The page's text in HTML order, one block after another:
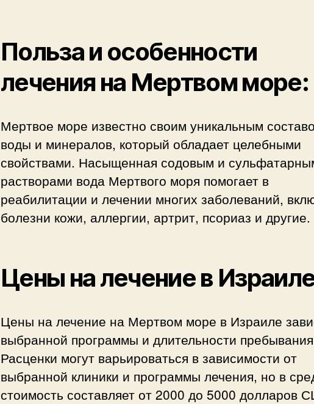
Польза и особенности
лечения на Мертвом море:
Мертвое море известно своим уникальным
воды и минералов, который обладает целебными
свойствами. Насыщенная содовым и
растворами вода Мертвого моря помогает в
реабилитации и лечении многих заболеваний,
болезни кожи, аллергии, артрит, псориаз и другие.
Цены на лечение в
Цены на лечение на Мертвом море в Израиле
выбранной программы и длительности
Расценки могут варьироваться в зависимости от
выбранной клиники и программы лечения, но в
стоимость составляет от 2000 до 5000 долларов